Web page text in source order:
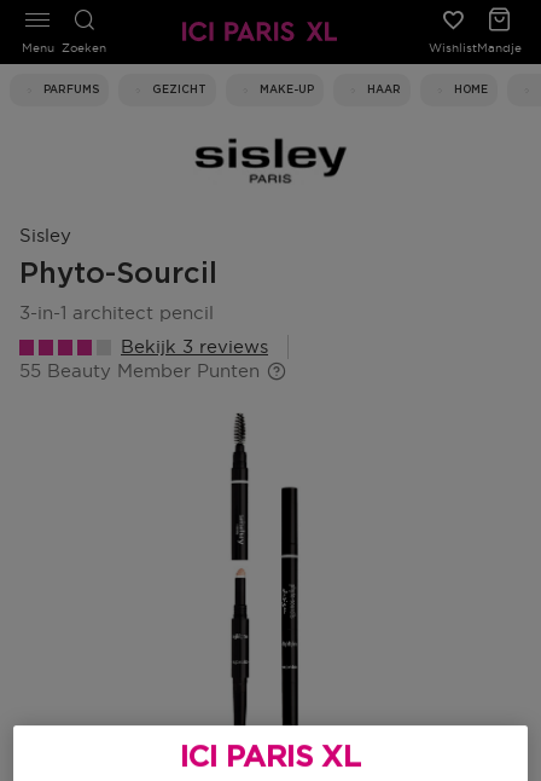
Zoeken WishlistMandje
PARFUMS GEZICHT MAKE-UP HAAR HOME
Menu
Sisley
Phyto-Sourcil
3-in-1 architect pencil
Bekijk 3 reviews
55 Beauty Member Punten
ICI PARIS XL